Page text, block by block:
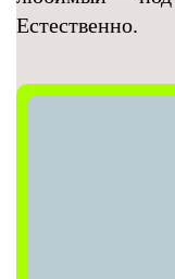
Естественно.